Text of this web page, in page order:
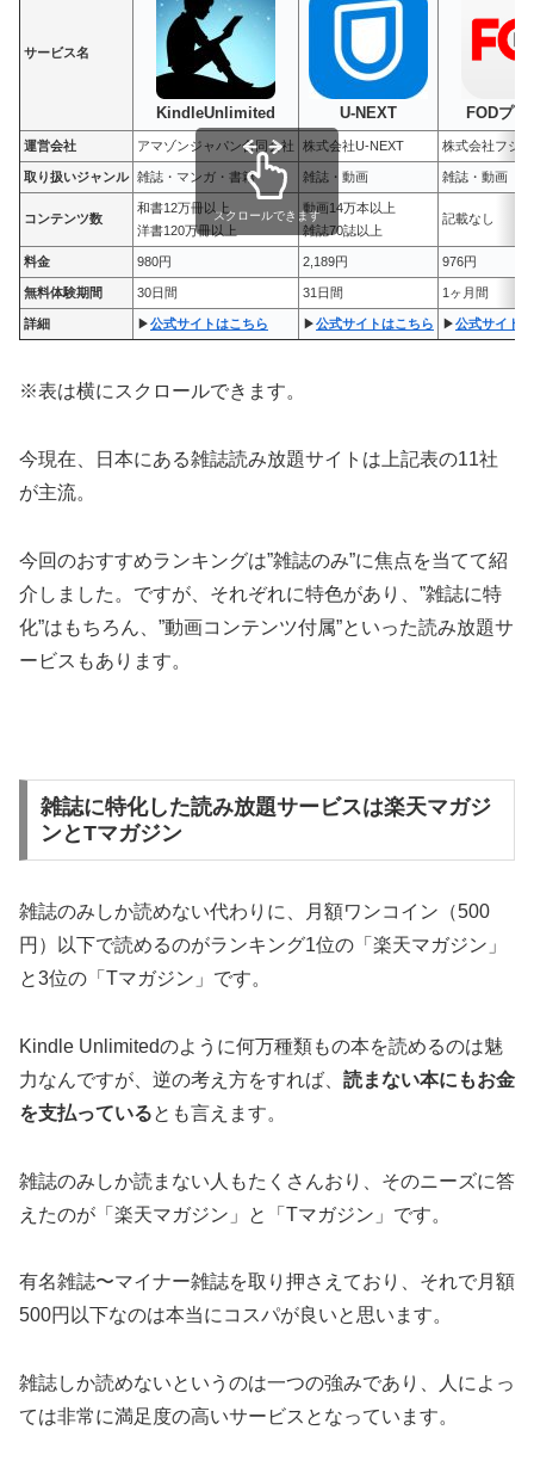
サービス名
KindleUnlimited U-NEXT FODプレ
運営会社 アマゾンジャパン合同会社 株式会社U-NEXT 株式会社フジ
取り扱いジャンル 雑誌・マンガ・書籍 雑誌・動画 雑誌・動画
コンテンツ数
和書12万冊以上
洋書120万冊以上
動画14万本以上
雑誌70誌以上
記載なし
料金 980円 2,189円 976円
無料体験期間 30日間 31日間 1ヶ月間
詳細 ▶公式サイトはこちら ▶公式サイトはこちら ▶公式サイト
スクロールできます
※表は横にスクロールできます。
今現在、日本にある雑誌読み放題サイトは上記表の11社
が主流。
今回のおすすめランキングは”雑誌のみ”に焦点を当てて紹
介しました。ですが、それぞれに特色があり、”雑誌に特
化”はもちろん、 ”動画コンテンツ付属”といった読み放題サ
ービス もあります。
雑誌に特化した読み放題サービスは楽天マガジ
ンとTマガジン
雑誌のみしか読めない代わりに、月額ワンコイン（500
円）以下で読めるのがランキング1位の「楽天マガジン」
と3位の「Tマガジン」です。
Kindle Unlimitedのように何万種類もの本を読めるのは魅
力なんですが、逆の考え方をすれば、 読まない本にもお金
を支払っているとも言えます。
雑誌のみしか読まない人もたくさんおり、そのニーズに答
えたのが「楽天マガジン」と「Tマガジン」です。
有名雑誌〜マイナー雑誌を取り押さえており、それで月額
500円以下なのは本当にコスパが良いと思います。
雑誌しか読めないというのは一つの強みであり、人によっ
ては非常に満足度の高いサービス となっています。